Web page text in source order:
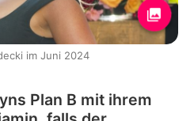
im Juni 2024
Plan B mit ihrem